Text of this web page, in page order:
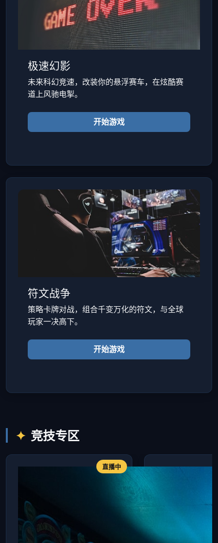
极速幻影
未来科幻竞速，改装你的悬浮赛车，在炫酷赛
道上风驰电掣。
开始游戏
符文战争
策略卡牌对战，组合千变万化的符文，与全球
玩家一决高下。
开始游戏
竞技专区
直播中
地图资源点。